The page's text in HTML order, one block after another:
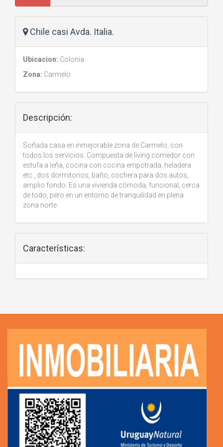
Chile casi Avda. Italia.
Ubicacion: Colonia
Zona: Carmelo
Descripción:
Soñada casa en inmejorable zona de Carmelo, con
todos los servicios. Compuesta de living comedor con
estufa a leña, cocina con cocina empotrada, heladera
etc., dos dormitorios, baño, cochera para dos autos,
amplio fondo. Es una vivienda cómoda, funcional, cerca
de todo, pero en un entorno de tranquilidad en plena
zona norte.
Características: